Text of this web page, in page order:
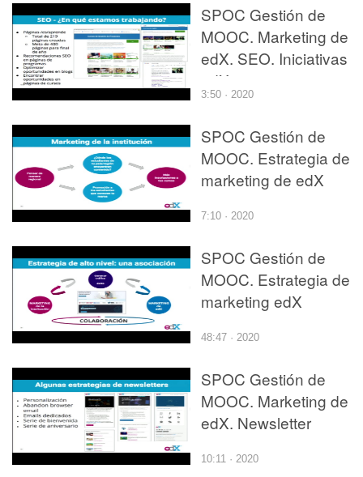
SPOC Gestión de
MOOC. Marketing de
edX. SEO. Iniciativas
edX
3:50 · 2020
SPOC Gestión de
MOOC. Estrategia de
marketing de edX
7:10 · 2020
SPOC Gestión de
MOOC. Estrategia de
marketing edX
48:47 · 2020
SPOC Gestión de
MOOC. Marketing de
edX. Newsletter
10:11 · 2020